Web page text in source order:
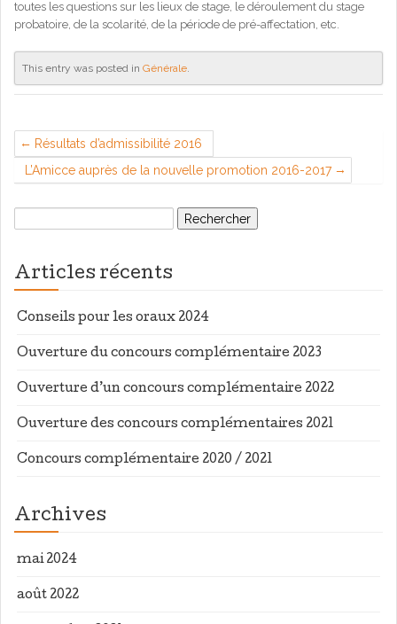
toutes les questions sur les lieux de stage, le déroulement du stage
probatoire, de la scolarité, de la période de pré-affectation, etc.
This entry was posted in Générale.
Résultats d’admissibilité 2016
L’Amicce auprès de la nouvelle promotion 2016-2017
Articles récents
Conseils pour les oraux 2024
Ouverture du concours complémentaire 2023
Ouverture d’un concours complémentaire 2022
Ouverture des concours complémentaires 2021
Concours complémentaire 2020 / 2021
Archives
mai 2024
août 2022